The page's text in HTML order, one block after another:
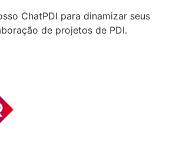
ChatPDI para dinamizar seus
de projetos de PDI.